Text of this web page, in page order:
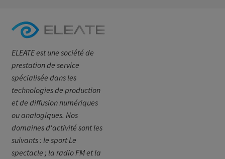
ELEATE est une société de
prestation de service
spécialisée dans les
technologies de production
et de diffusion numériques
ou analogiques. Nos
domaines d'activité sont les
suivants : le sport Le
spectacle ; la radio FM et la